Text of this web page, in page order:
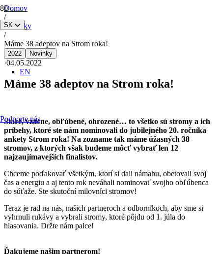
SK
EN
Podporte nás
Domov
/
Novinky
/
Máme 38 adeptov na Strom roka!
2022 Novinky
·04.05.2022
Máme 38 adeptov na Strom roka!
Staré, vzácne, obľúbené, ohrozené… to všetko sú stromy a ich
príbehy, ktoré ste nám nominovali do jubilejného 20. ročníka
ankety Strom roka! Na zozname tak máme úžasných 38
stromov, z ktorých však budeme môcť vybrať len 12
najzaujímavejších finalistov.
Chceme poďakovať všetkým, ktorí si dali námahu, obetovali svoj
čas a energiu a aj tento rok neváhali nominovať svojho obľúbenca
do súťaže. Ste skutoční milovníci stromov!
Teraz je rad na nás, našich partneroch a odborníkoch, aby sme si
vyhrnuli rukávy a vybrali stromy, ktoré pôjdu od 1. júla do
hlasovania. Držte nám palce!
Ďakujeme našim partnerom!